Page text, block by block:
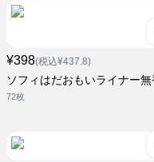
¥398(税込¥437.8)
ソフィはだおもいライナー
72枚